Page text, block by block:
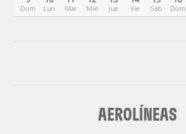
Dom Lun Mar Mié Jue Vie Sáb Dom
AEROLÍNEAS